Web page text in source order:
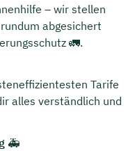
– wir stellen
abgesichert
🚛.
Tarife
alles verständlich und
🚑